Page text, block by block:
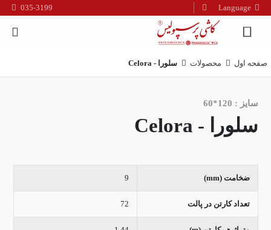
Language
فارسی
العربیه
035-3199
صفحه اول محصولات سلورا - Celora
سایز : 120*60
سلورا - Celora
ضخامت (mm) 9
تعداد کارتن در پالت 72